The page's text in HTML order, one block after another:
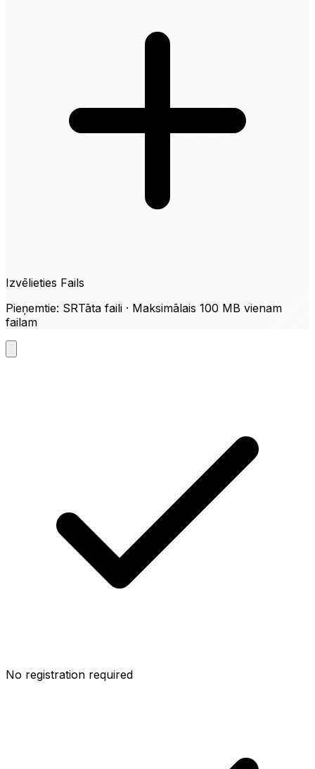
Izvēlieties Fails
Pieņemtie: SRTāta faili · Maksimālais 100 MB vienam
failam
No registration required